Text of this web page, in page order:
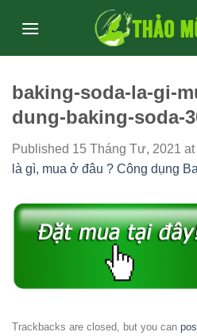
baking-soda-la-gi-
dung-baking-soda-
Published 15 Tháng Tư, 2021 at
là gì, mua ở đâu ? Công dụng
Trackbacks are closed, but you can